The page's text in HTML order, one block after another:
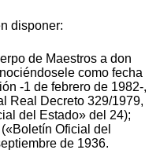
disponer:
de Maestros a don
como fecha
-1 de febrero de 1982-,
Real Decreto 329/1979,
del Estado» del 24);
Oficial del
de 1936.